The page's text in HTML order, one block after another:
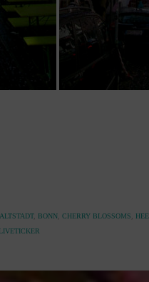
ALTSTADT, BONN CHERRY BLOSSOMS